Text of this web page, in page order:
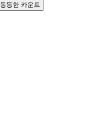
동등한 카운트